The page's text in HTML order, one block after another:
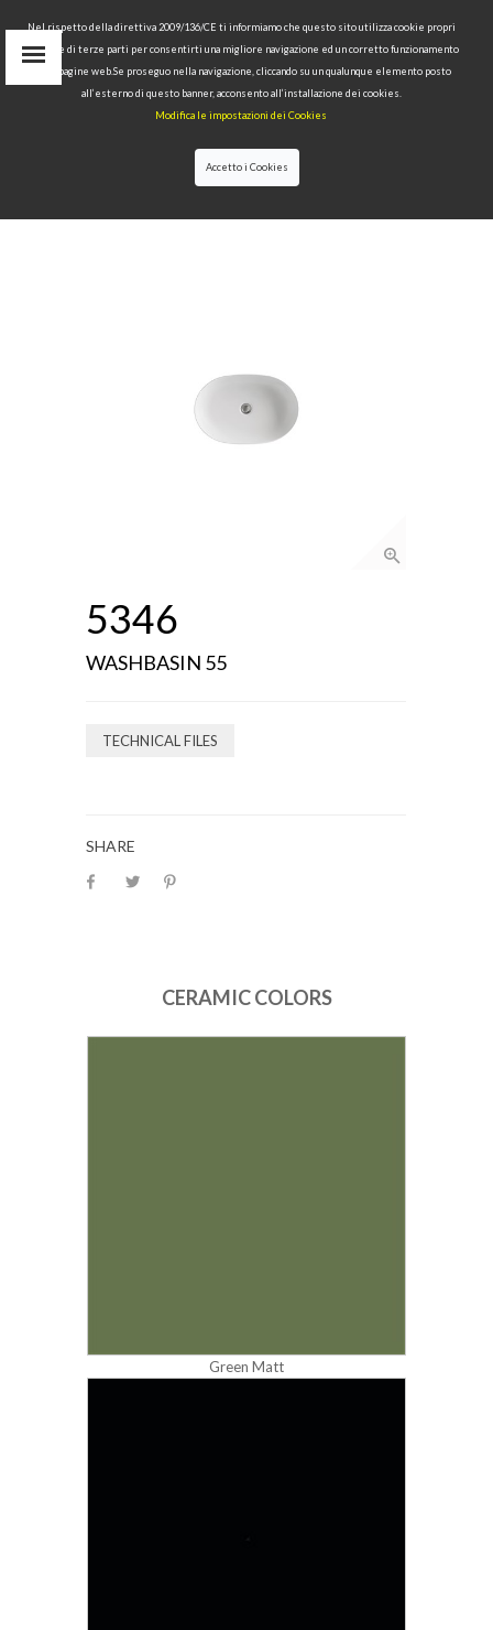
COLLECTIONS >NOLITA
5346
WASHBASIN 55
TECHNICAL FILES
SHARE
CERAMIC COLORS
Green Matt
Nel rispetto della direttiva 2009/136/CE ti informiamo che questo sito utilizza cookie propri
tecnici e di terze parti per consentirti una migliore navigazione ed un corretto funzionamento
delle pagine web.Se proseguo nella navigazione, cliccando su un qualunque elemento posto
all’esterno di questo banner, acconsento all’installazione dei cookies.
Modifica le impostazioni dei Cookies
Accetto i Cookies